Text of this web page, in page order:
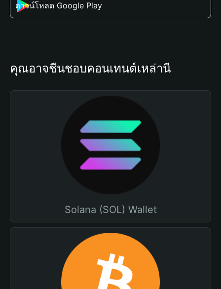
ดาวน์โหลด Google Play
คุณอาจชื่นชอบคอนเทนต์เหล่านี้
Solana (SOL) Wallet